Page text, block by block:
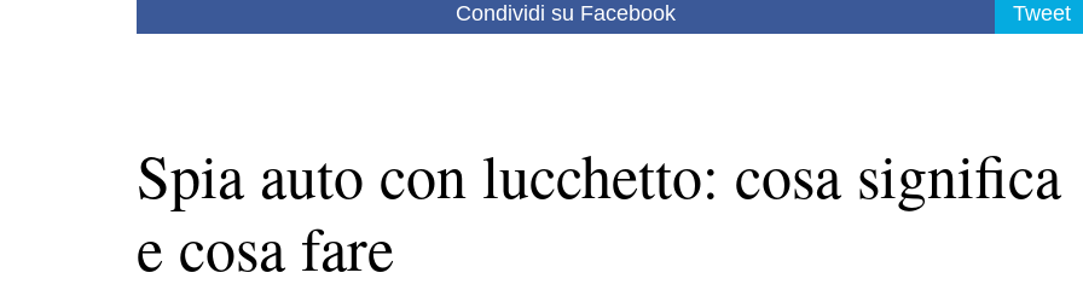
Condividi su Facebook Tweet
Spia auto con lucchetto: cosa significa
e cosa fare